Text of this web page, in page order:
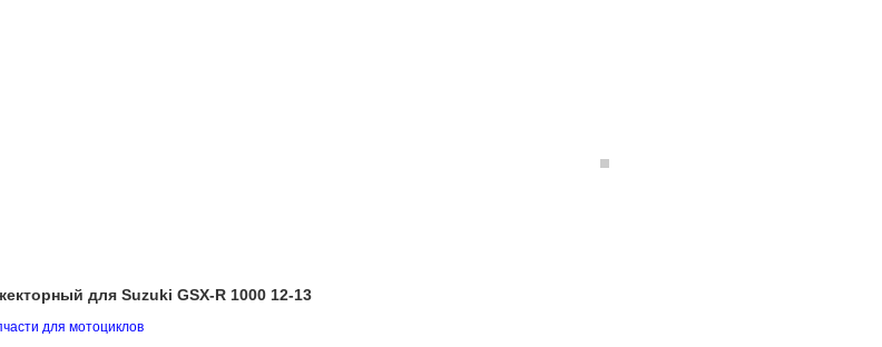
для Suzuki GSX-R 1000 12-13
для мотоциклов